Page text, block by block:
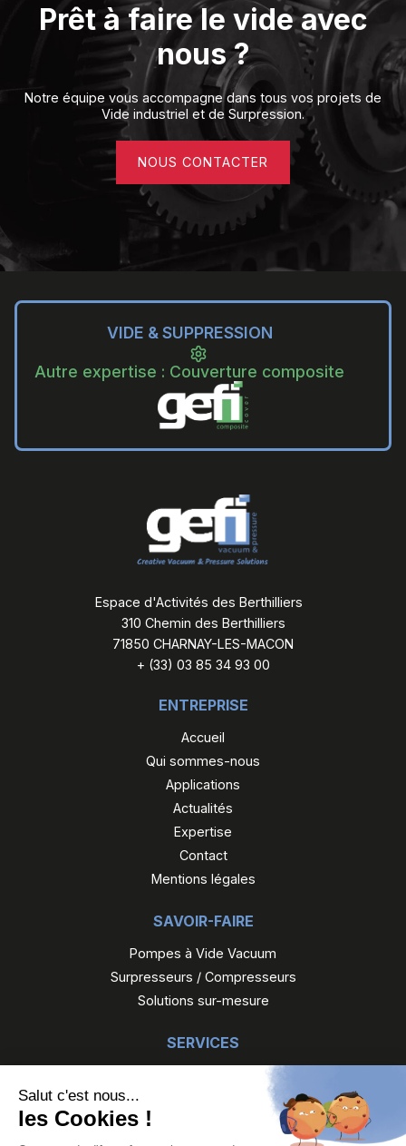
Prêt à faire le vide avec
nous ?
Notre équipe vous accompagne dans tous vos projets de
Vide industriel et de Surpression.
NOUS CONTACTER
VIDE & SUPPRESSION
Autre expertise : Couverture composite
Espace d'Activités des Berthilliers
310 Chemin des Berthilliers
71850 CHARNAY-LES-MACON
+ (33) 03 85 34 93 00
ENTREPRISE
Accueil
Qui sommes-nous
Applications
Actualités
Expertise
Contact
Mentions légales
SAVOIR-FAIRE
Pompes à Vide Vacuum
Surpresseurs / Compresseurs
Solutions sur-mesure
SERVICES